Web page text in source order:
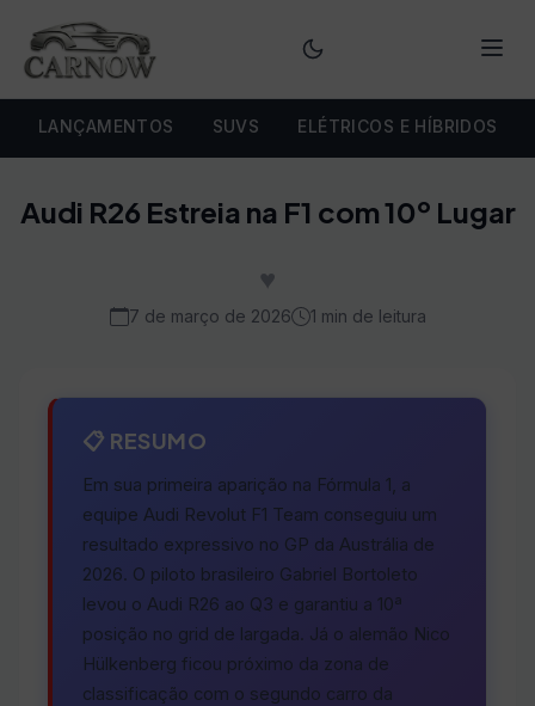
LANÇAMENTOS SUVS ELÉTRICOS E HÍBRIDOS
Audi R26 Estreia na F1 com 10º Lugar
♥
7 de março de 2026 1 min de leitura
📋 RESUMO
Em sua primeira aparição na Fórmula 1, a
equipe Audi Revolut F1 Team conseguiu um
resultado expressivo no GP da Austrália de
2026. O piloto brasileiro Gabriel Bortoleto
levou o Audi R26 ao Q3 e garantiu a 10ª
posição no grid de largada. Já o alemão Nico
Hülkenberg ficou próximo da zona de
classificação com o segundo carro da